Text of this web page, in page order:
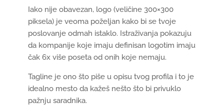
Iako nije obavezan, logo (veličine 300×300
piksela) je veoma poželjan kako bi se tvoje
poslovanje odmah istaklo. Istraživanja pokazuju
da kompanije koje imaju definisan logotim imaju
čak 6x više poseta od onih koje nemaju.
Tagline je ono što piše u opisu tvog profila i to je
idealno mesto da kažeš nešto što bi privuklo
pažnju saradnika.